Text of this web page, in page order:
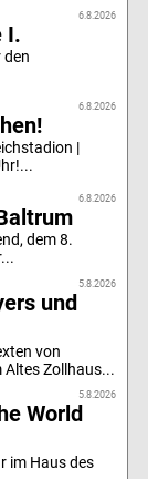
6.8.2026
I.
den
6.8.2026
|
6.8.2026
dem 8.
5.8.2026
und
von
Altes Zollhaus...
5.8.2026
World
im Haus des